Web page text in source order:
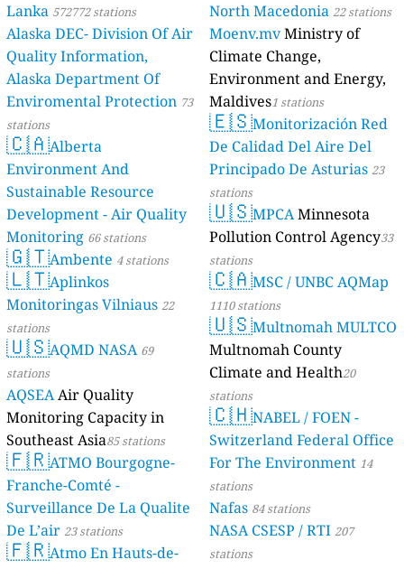
Lanka 572772 stations
Alaska DEC- Division Of Air
Quality Information,
Alaska Department Of
Enviromental Protection 73
stations
🇨🇦Alberta
Environment And
Sustainable Resource
Development - Air Quality
Monitoring 66 stations
🇬🇹Ambente 4 stations
🇱🇹Aplinkos
Monitoringas Vilniaus 22
stations
🇺🇸AQMD NASA 69
stations
AQSEAAir Quality
Monitoring Capacity in
Southeast Asia85 stations
🇫🇷ATMO Bourgogne-
Franche-Comté -
Surveillance De La Qualite
De L’air 23 stations
🇫🇷Atmo En Hauts-de-
North Macedonia 22 stations
Moenv.mvMinistry of
Climate Change,
Environment and Energy,
Maldives1 stations
🇪🇸Monitorización Red
De Calidad Del Aire Del
Principado De Asturias 23
stations
🇺🇸MPCAMinnesota
Pollution Control Agency33
stations
🇨🇦MSC / UNBC AQMap
1110 stations
🇺🇸Multnomah MULTCO
Multnomah County
Climate and Health20
stations
🇨🇭NABEL / FOEN -
Switzerland Federal Office
For The Environment 14
stations
Nafas 84 stations
NASA CSESP / RTI 207
stations